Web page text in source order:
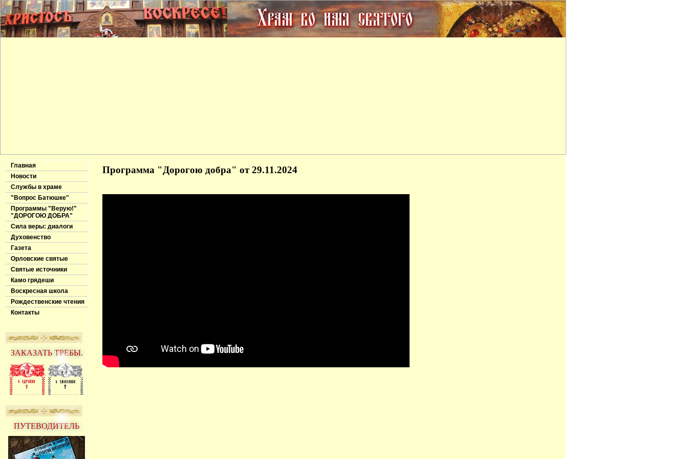
Главная
Новости
Службы в храме
"Вопрос Батюшке"
Программы "Верую!"
"ДОРОГОЮ ДОБРА"
Сила веры: диалоги
Духовенство
Газета
Орловские святые
Святые источники
Камо грядеши
Воскресная школа
Рождественские чтения
Контакты
ЗАКАЗАТЬ ТРЕБЫ.
ПУТЕВОДИТЕЛЬ
Программа "Дорогою добра" от 29.11.2024